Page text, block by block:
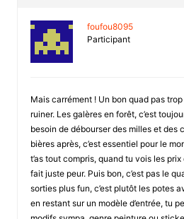
foufou8095
Participant
Mais carrément ! Un bon quad pas
ruiner. Les galères en forêt, c’est
besoin de débourser des milles et des
bières après, c’est essentiel pour le
t’as tout compris, quand tu vois les
fait juste peur. Puis bon, c’est pas le
sorties plus fun, c’est plutôt les potes
en restant sur un modèle d’entrée, tu